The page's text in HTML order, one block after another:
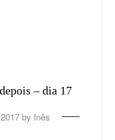
– dia 17
by Inês